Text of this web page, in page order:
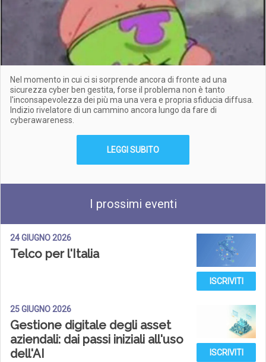
Nel momento in cui ci si sorprende ancora di fronte ad una
sicurezza cyber ben gestita, forse il problema non è tanto
l'inconsapevolezza dei più ma una vera e propria sfiducia diffusa.
Indizio rivelatore di un cammino ancora lungo da fare di
cyberawareness.
LEGGI SUBITO
I prossimi eventi
24 GIUGNO 2026
Telco per l'Italia
ISCRIVITI
25 GIUGNO 2026
Gestione digitale degli asset
aziendali: dai passi iniziali all'uso
dell'AI
ISCRIVITI